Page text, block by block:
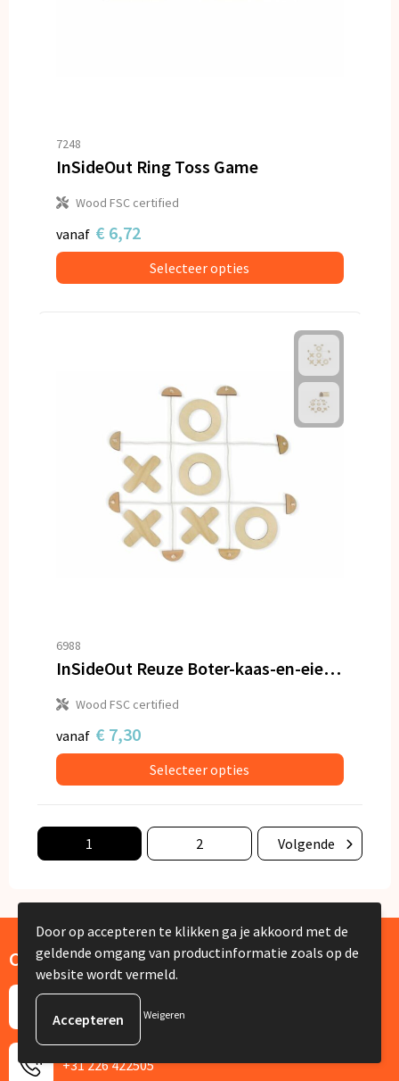
7248
InSideOut Ring Toss Game
Wood FSC certified
vanaf € 6,72
Selecteer opties
6988
InSideOut Reuze Boter-kaas-en-eieren
Wood FSC certified
vanaf € 7,30
Selecteer opties
1 2 Volgende
Contact
De Lus 13
1742 PH Schagen
+31 226 422505
Door op accepteren te klikken ga je akkoord met de
geldende omgang van productinformatie zoals op de
website wordt vermeld.
Weigeren